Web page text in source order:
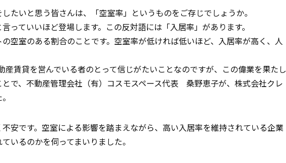
たいと思う皆さんは、「空室率」というものをご存じでしょうか。
っていいほど登場します。この反対語には「入居率」があります。
空室のある割合のことです。空室率が低ければ低いほど、入居率が高く、人
産賃貸を営んでいる者のとって信じがたいことなのですが、この偉業を果たし
で、不動産管理会社（有）コスモスペース代表 桑野恵子が、株式会社クレ
安です。空室による影響を踏まえながら、高い入居率を維持されている企業
いるのかを伺ってまいりました。